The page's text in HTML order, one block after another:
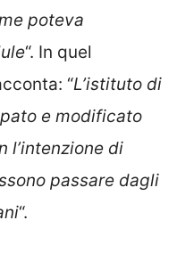
poteva
“. In quel
“L’istituto di
e modificato
l’intenzione di
passare dagli
“.